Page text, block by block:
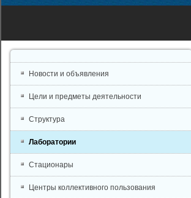
Новости и объявления
Цели и предметы деятельности
Структура
Лаборатории
Стационары
Центры коллективного пользования